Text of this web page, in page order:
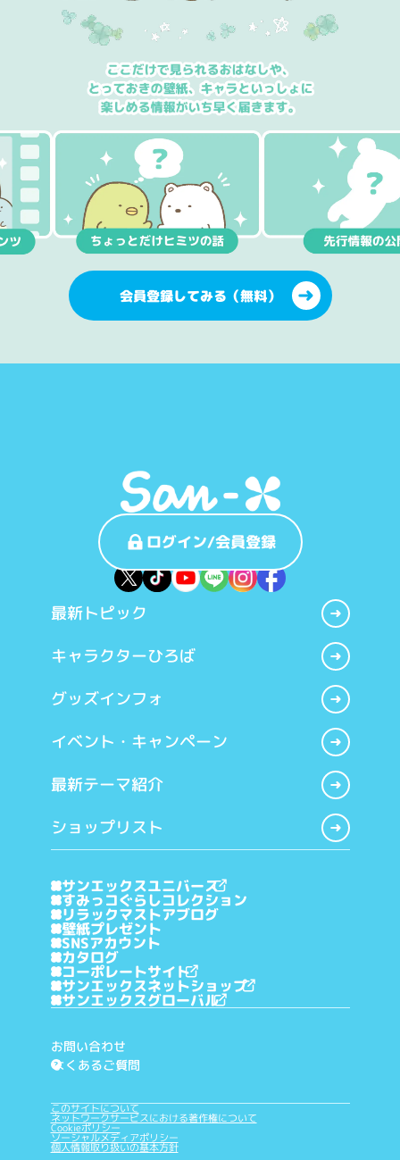
会員登録してみる（無料）
ログイン/会員登録
最新トピック
キャラクターひろば
グッズインフォ
イベント・キャンペーン
最新テーマ紹介
ショップリスト
サンエックスユニバース
すみっコぐらしコレクション
リラックマストアブログ
壁紙プレゼント
SNSアカウント
カタログ
コーポレートサイト
サンエックスネットショップ
サンエックスグローバル
お問い合わせ
?
よくあるご質問
このサイトについて
ネットワークサービスにおける著作権について
Cookieポリシー
ソーシャルメディアポリシー
個人情報取り扱いの基本方針